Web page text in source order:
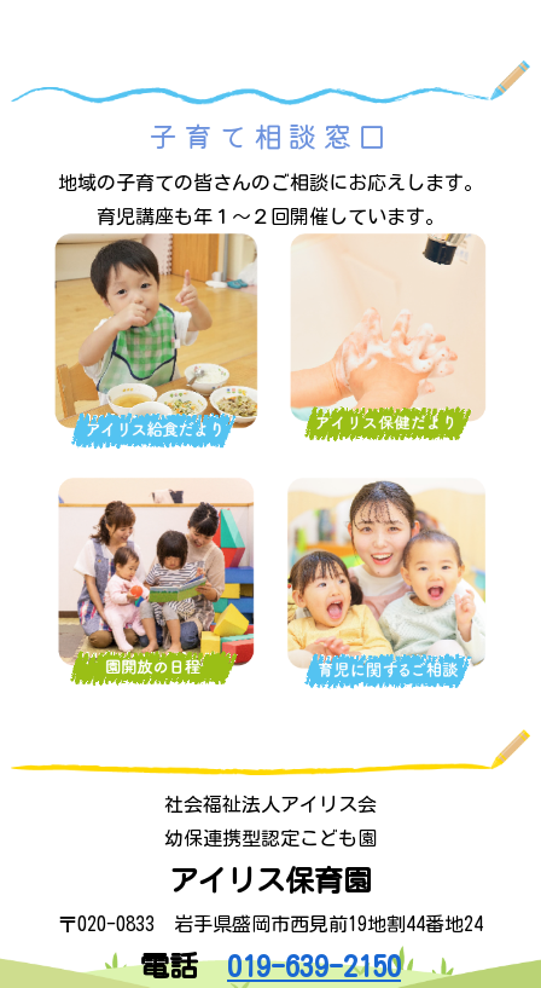
子育て相談窓口
地域の子育ての皆さんのご相談にお応えします。
育児講座も年１～２回開催しています。
社会福祉法人アイリス会
幼保連携型認定こども園
アイリス保育園
〒020-0833 岩手県盛岡市西見前19地割44番地24
電話019-639-2150